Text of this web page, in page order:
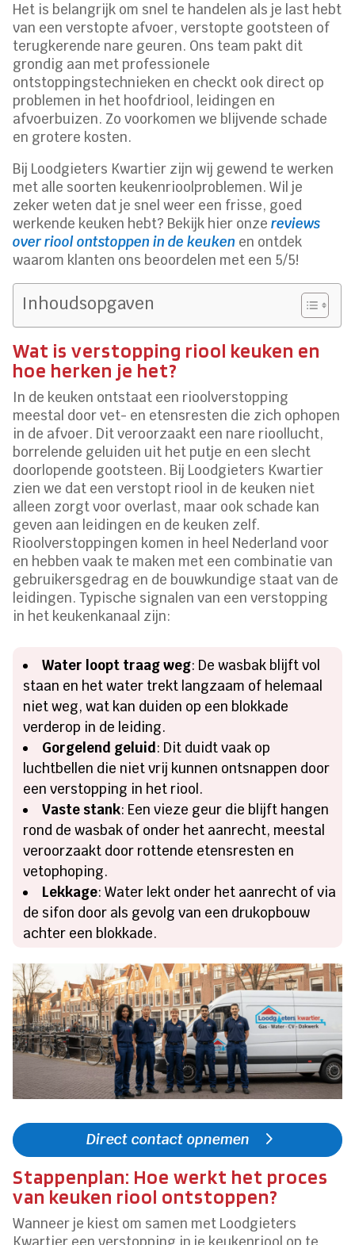
Het is belangrijk om snel te handelen als je last hebt
van een verstopte afvoer, verstopte gootsteen of
terugkerende nare geuren. Ons team pakt dit
grondig aan met professionele
ontstoppingstechnieken en checkt ook direct op
problemen in het hoofdriool, leidingen en
afvoerbuizen. Zo voorkomen we blijvende schade
en grotere kosten.
Bij Loodgieters Kwartier zijn wij gewend te werken
met alle soorten keukenrioolproblemen. Wil je
zeker weten dat je snel weer een frisse, goed
werkende keuken hebt? Bekijk hier onzereviews
over riool ontstoppen in de keuken en ontdek
waarom klanten ons beoordelen met een 5/5!
Inhoudsopgaven
Wat is verstopping riool keuken en
hoe herken je het?
In de keuken ontstaat een rioolverstopping
meestal door vet- en etensresten die zich ophopen
in de afvoer. Dit veroorzaakt een nare rioollucht,
borrelende geluiden uit het putje en een slecht
doorlopende gootsteen. Bij Loodgieters Kwartier
zien we dat een verstopt riool in de keuken niet
alleen zorgt voor overlast, maar ook schade kan
geven aan leidingen en de keuken zelf.
Rioolverstoppingen komen in heel Nederland voor
en hebben vaak te maken met een combinatie van
gebruikersgedrag en de bouwkundige staat van de
leidingen. Typische signalen van een verstopping
in het keukenkanaal zijn:
Water loopt traag weg: De wasbak blijft vol
staan en het water trekt langzaam of helemaal
niet weg, wat kan duiden op een blokkade
verderop in de leiding.
Gorgelend geluid: Dit duidt vaak op
luchtbellen die niet vrij kunnen ontsnappen door
een verstopping in het riool.
Vaste stank: Een vieze geur die blijft hangen
rond de wasbak of onder het aanrecht, meestal
veroorzaakt door rottende etensresten en
vetophoping.
Lekkage: Water lekt onder het aanrecht of via
de sifon door als gevolg van een drukopbouw
achter een blokkade.
Direct contact opnemen
Stappenplan: Hoe werkt het proces
van keuken riool ontstoppen?
Wanneer je kiest om samen met Loodgieters